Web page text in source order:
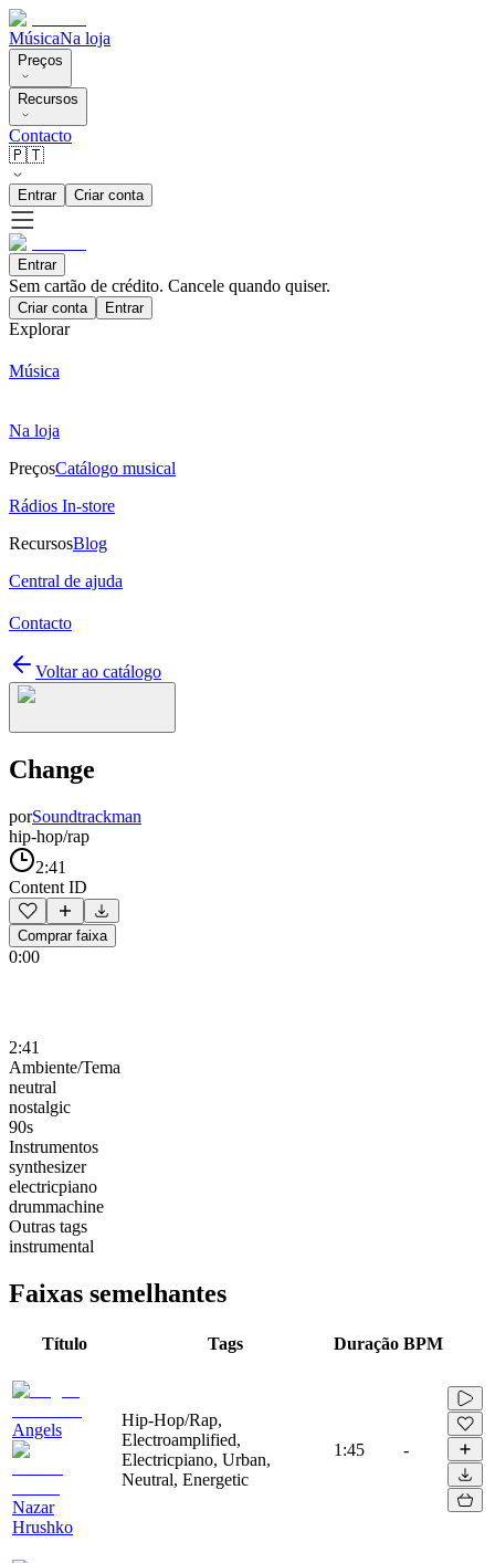
MúsicaNa loja
Preços
Recursos
Contacto
🇵🇹
Entrar Criar conta
Entrar
Sem cartão de crédito. Cancele quando quiser.
Criar conta Entrar
Explorar
Música
Na loja
PreçosCatálogo musical
Rádios In-store
RecursosBlog
Central de ajuda
Contacto
Voltar ao catálogo
Change
porSoundtrackman
hip-hop/rap
2:41
Content ID
Comprar faixa
0:00
2:41
Ambiente/Tema
neutral
nostalgic
90s
Instrumentos
synthesizer
electricpiano
drummachine
Outras tags
instrumental
Faixas semelhantes
Título Tags Duração BPM
Angels
Nazar
Hrushko
Hip-Hop/Rap,
Electroamplified,
Electricpiano, Urban,
Neutral, Energetic
1:45 -